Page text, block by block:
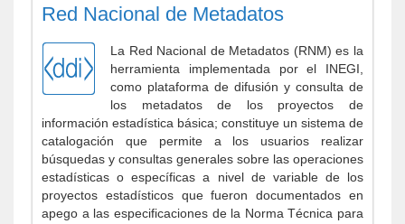
Red Nacional de Metadatos
La Red Nacional de Metadatos (RNM) es la
herramienta implementada por el INEGI,
como plataforma de difusión y consulta de
los metadatos de los proyectos de
información estadística básica; constituye un sistema de
catalogación que permite a los usuarios realizar
búsquedas y consultas generales sobre las operaciones
estadísticas o específicas a nivel de variable de los
proyectos estadísticos que fueron documentados en
apego a las especificaciones de la Norma Técnica para